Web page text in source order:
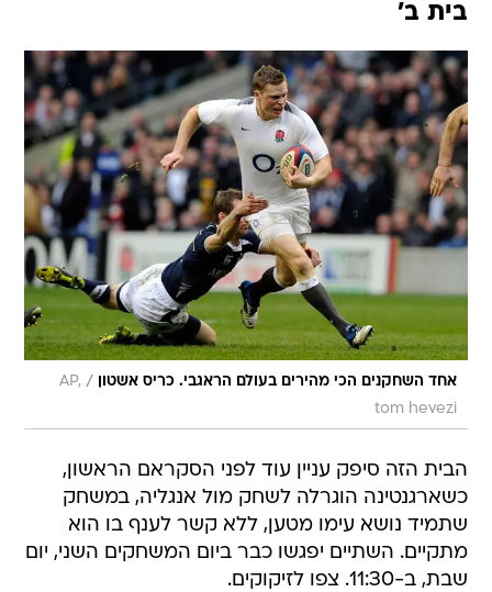
בית ב'
אחד השחקנים הכי מהירים בעולם הראגבי. כריס אשטון /
AP,
tom hevezi
הבית הזה סיפק עניין עוד לפני הסקראם הראשון,
כשארגנטינה הוגרלה לשחק מול אנגליה, במשחק
שתמיד נושא עימו מטען, ללא קשר לענף בו הוא
מתקיים. השתיים יפגשו כבר ביום המשחקים השני, יום
שבת, ב-11:30. צפו לזיקוקים.